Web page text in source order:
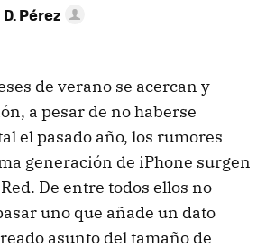
Pérez
de verano se acercan y
a pesar de no haberse
el pasado año, los rumores
generación de iPhone surgen
De entre todos ellos no
uno que añade un dato
asunto del tamaño de